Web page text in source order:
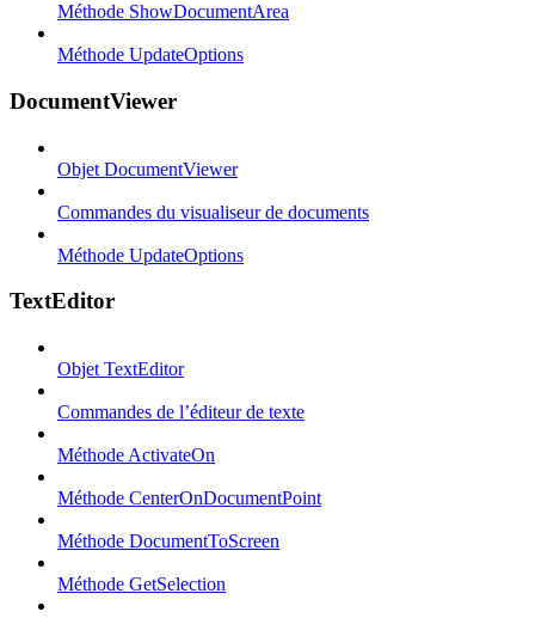
Méthode ShowDocumentArea
Méthode UpdateOptions
DocumentViewer
Objet DocumentViewer
Commandes du visualiseur de documents
Méthode UpdateOptions
TextEditor
Objet TextEditor
Commandes de l’éditeur de texte
Méthode ActivateOn
Méthode CenterOnDocumentPoint
Méthode DocumentToScreen
Méthode GetSelection